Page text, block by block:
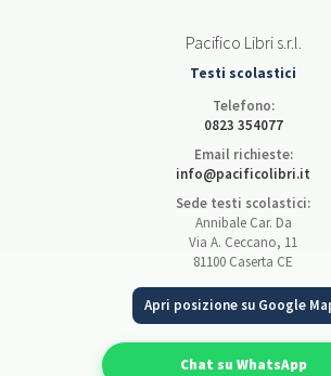
Pacifico Libri s.r.l.
Testi scolastici
Telefono:
0823 354077
Email richieste:
info@pacificolibri.it
Sede testi scolastici:
Annibale Car. Da
Via A. Ceccano, 11
81100 Caserta CE
Apri posizione su Google
Chat su WhatsApp